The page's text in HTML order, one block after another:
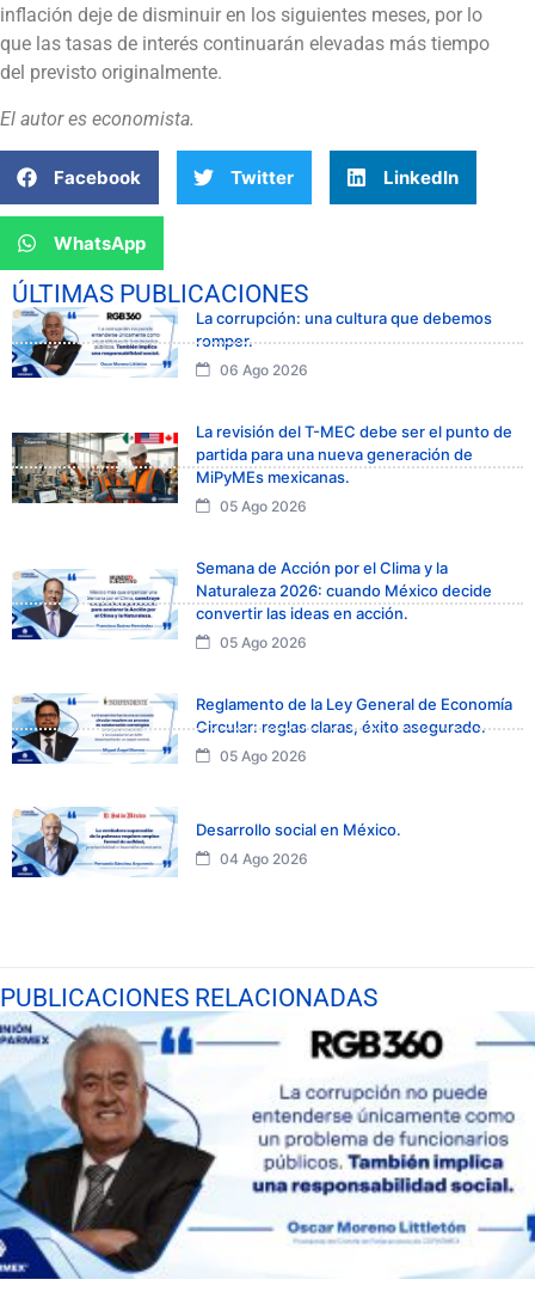
inflación deje de disminuir en los siguientes meses, por lo
que las tasas de interés continuarán elevadas más tiempo
del previsto originalmente.
El autor es economista.
Facebook Twitter LinkedIn
WhatsApp
ÚLTIMAS PUBLICACIONES
La corrupción: una cultura que debemos
romper.
06 Ago 2026
La revisión del T-MEC debe ser el punto de
partida para una nueva generación de
MiPyMEs mexicanas.
05 Ago 2026
Semana de Acción por el Clima y la
Naturaleza 2026: cuando México decide
convertir las ideas en acción.
05 Ago 2026
Reglamento de la Ley General de Economía
Circular: reglas claras, éxito asegurado.
05 Ago 2026
Desarrollo social en México.
04 Ago 2026
PUBLICACIONES RELACIONADAS